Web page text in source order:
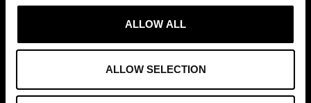
ALLOW ALL
ALLOW SELECTION
GRUNDARE AV